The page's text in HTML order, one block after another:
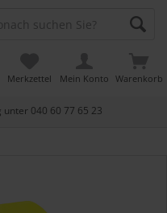
unter 040 60 77 65 23
Warenkorb
Merkzettel Mein Konto